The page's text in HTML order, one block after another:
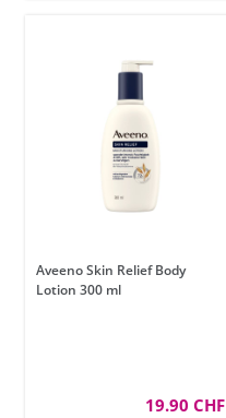
Aveeno Skin Relief Body
Lotion 300 ml
19.90 CHF